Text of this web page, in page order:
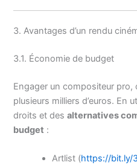
3. Avantages d’un rendu
3.1. Économie de budget
Engager un compositeur
plusieurs milliers d’euros. En
droits et desalternatives
budget :
Artlist (https://bit.ly/